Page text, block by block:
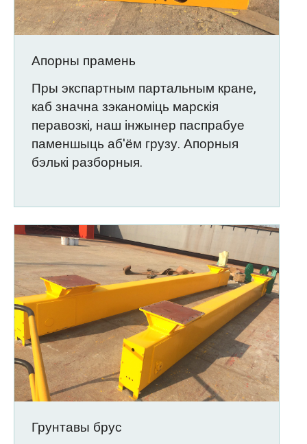
Апорны прамень
Пры экспартным партальным кране,
каб значна зэканоміць марскія
перавозкі, наш інжынер паспрабуе
паменшыць аб'ём грузу. Апорныя
бэлькі разборныя.
Грунтавы брус